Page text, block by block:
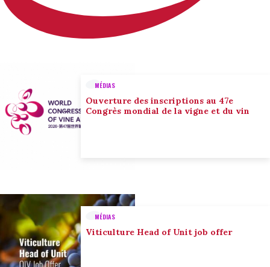
MÉDIAS
Ouverture des inscriptions au 47e
Congrès mondial de la vigne et du vin
MÉDIAS
Viticulture Head of Unit job offer